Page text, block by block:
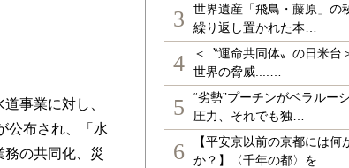
事業に対し、
公布され、「水
の共同化、災
3
世界遺産「飛鳥・藤原」
繰り返し置かれた本…
4
＜〝運命共同体〟の日米台
世界の脅威....…
5
“劣勢”プーチンがベラルー
圧力、それでも独…
6
【平安京以前の京都には何
か？】〈千年の都〉を…